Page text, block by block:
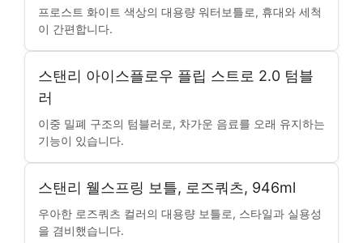
프로스트 화이트 색상의 대용량 워터보틀로, 휴대와 세척
이 간편합니다.
스탠리 아이스플로우 플립 스트로 2.0 텀블
러
이중 밀폐 구조의 텀블러로, 차가운 음료를 오래 유지하는
기능이 있습니다.
스탠리 웰스프링 보틀, 로즈쿼츠, 946ml
우아한 로즈쿼츠 컬러의 대용량 보틀로, 스타일과 실용성
을 겸비했습니다.